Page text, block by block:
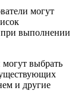
могут
выполнении
могут выбрать
и другие